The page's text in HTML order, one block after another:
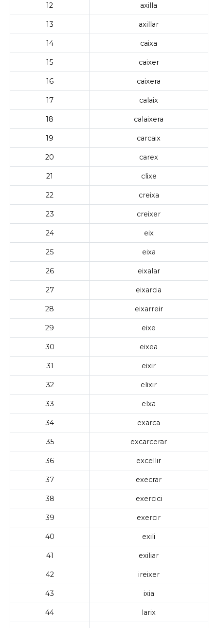
12 axilla
13 axillar
14 caixa
15 caixer
16 caixera
17 calaix
18 calaixera
19 carcaix
20 carex
21 clixe
22 creixa
23 creixer
24 eix
25 eixa
26 eixalar
27 eixarcia
28 eixarreir
29 eixe
30 eixea
31 eixir
32 elixir
33 elxa
34 exarca
35 excarcerar
36 excellir
37 execrar
38 exercici
39 exercir
40 exili
41 exiliar
42 ireixer
43 ixia
44 larix